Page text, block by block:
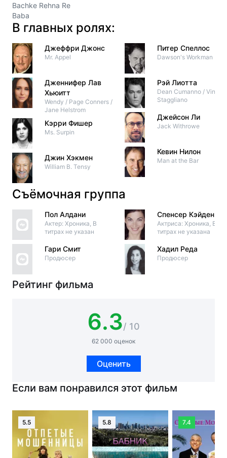
Bachke Rehna Re
Baba
В главных ролях:
Джеффри Джонс
Mr. Appel
Дженнифер Лав
Хьюитт
Wendy / Page Conners /
Jane Helstrom
Кэрри Фишер
Ms. Surpin
Джин Хэкмен
William B. Tensy
Питер Спеллос
Dawson's Workman
Рэй Лиотта
Dean Cumanno / Vinny
Staggliano
Джейсон Ли
Jack Withrowe
Кевин Нилон
Man at the Bar
Съёмочная группа
Пол Алдани
Актер: Хроника, В
титрах не указан
Гари Смит
Продюсер
Спенсер Кэйден
Актриса: Хроника, В
титрах не указана
Хадил Реда
Продюсер
Рейтинг фильма
6.3/ 10
62 000 оценок
Оценить
Если вам понравился этот фильм
5.5 5.8 7.4